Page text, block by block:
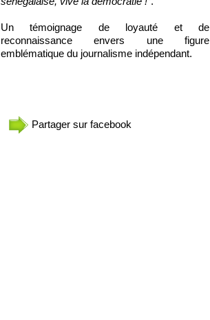
Un témoignage de loyauté et de
reconnaissance envers une figure
emblématique du journalisme indépendant.
Partager sur facebook